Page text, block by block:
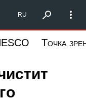
Запад
RU
Точка